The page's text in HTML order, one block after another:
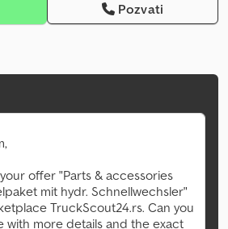
Pozvati